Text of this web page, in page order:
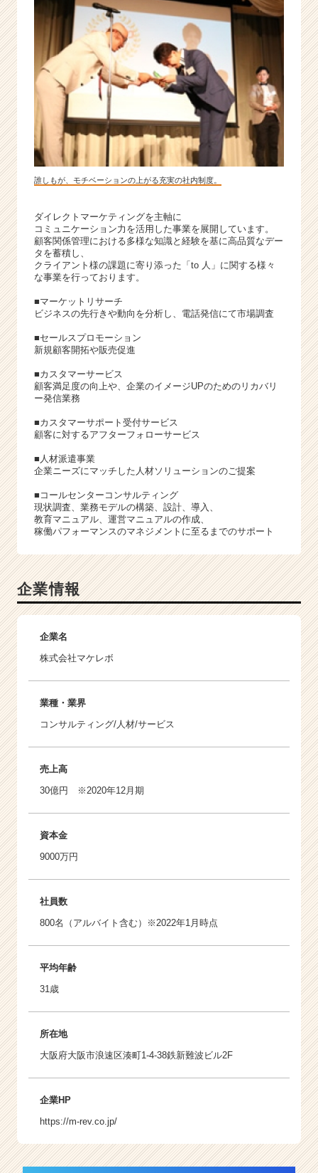
誰しもが、モチベーションの上がる充実の社内制度。
ダイレクトマーケティングを主軸に
コミュニケーション力を活用した事業を展開しています。
顧客関係管理における多様な知識と経験を基に高品質なデー
タを蓄積し、
クライアント様の課題に寄り添った「to 人」に関する様々
な事業を行っております。
■マーケットリサーチ
ビジネスの先行きや動向を分析し、電話発信にて市場調査
■セールスプロモーション
新規顧客開拓や販売促進
■カスタマーサービス
顧客満足度の向上や、企業のイメージUPのためのリカバリ
ー発信業務
■カスタマーサポート受付サービス
顧客に対するアフターフォローサービス
■人材派遣事業
企業ニーズにマッチした人材ソリューションのご提案
■コールセンターコンサルティング
現状調査、業務モデルの構築、設計、導入、
教育マニュアル、運営マニュアルの作成、
稼働パフォーマンスのマネジメントに至るまでのサポート
企業情報
企業名
株式会社マケレボ
業種・業界
コンサルティング/人材/サービス
売上高
30億円 ※2020年12月期
資本金
9000万円
社員数
800名（アルバイト含む）※2022年1月時点
平均年齢
31歳
所在地
大阪府大阪市浪速区湊町1-4-38鉄新難波ビル2F
企業HP
https://m-rev.co.jp/